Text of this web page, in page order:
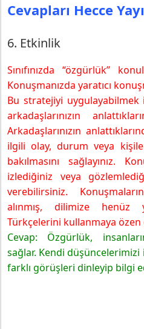
Cevapları Hecce
6. Etkinlik
Sınıfınızda “özgürlük”
Konuşmanızda yaratıcı
Bu stratejiyi
arkadaşlarınızın
Arkadaşlarınızın
ilgili olay, durum veya
bakılmasını sağlayınız.
izlediğiniz veya
verebilirsiniz.
alınmış, dilimize henüz
Türkçelerini kullanmaya
Cevap: Özgürlük,
sağlar. Kendi
farklı görüşleri dinleyip bilgi